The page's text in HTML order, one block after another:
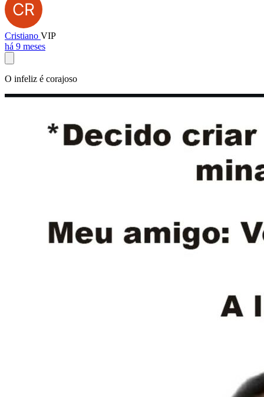
Cristiano VIP
há 9 meses
O infeliz é corajoso